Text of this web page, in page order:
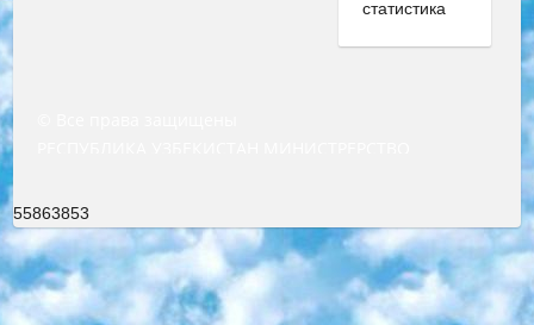
55863853